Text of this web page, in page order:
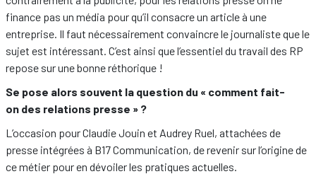
finance pas un média pour qu’il consacre un article à une
entreprise. Il faut nécessairement convaincre le journaliste que le
sujet est intéressant. C’est ainsi que l’essentiel du travail des RP
repose sur une bonne réthorique !
Se pose alors souvent la question du « comment fait-
on des relations presse » ?
L’occasion pour Claudie Jouin et Audrey Ruel, attachées de
presse intégrées à B17 Communication, de revenir sur l’origine de
ce métier pour en dévoiler les pratiques actuelles.